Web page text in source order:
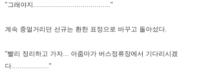
"그래야지......................................."
계속 중얼거리던 선규는 환한 표정으로 바꾸고 돌아섰다.
"빨리 정리하고 가자... 아줌마가 버스정류장에서 기다리시겠
다..................."